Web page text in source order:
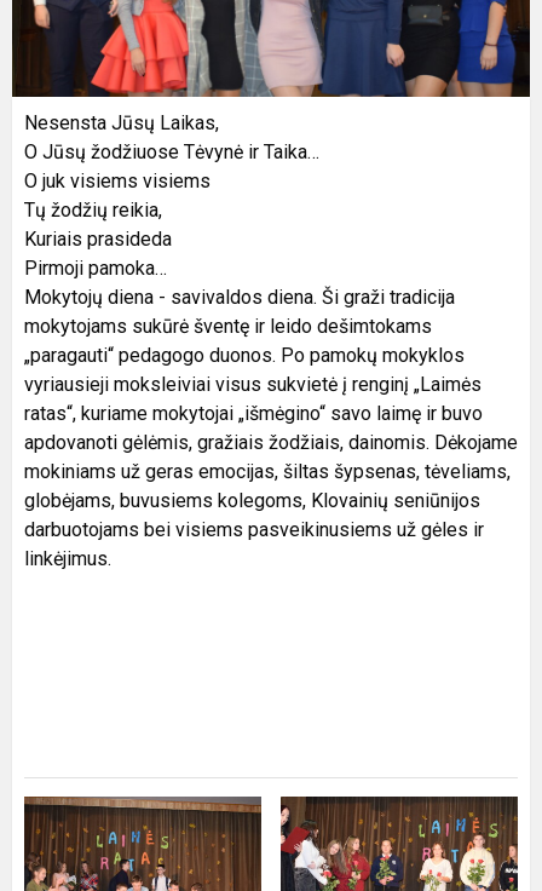
Nesensta Jūsų Laikas,
O Jūsų žodžiuose Tėvynė ir Taika…
O juk visiems visiems
Tų žodžių reikia,
Kuriais prasideda
Pirmoji pamoka…
Mokytojų diena - savivaldos diena. Ši graži tradicija
mokytojams sukūrė šventę ir leido dešimtokams
„paragauti“ pedagogo duonos. Po pamokų mokyklos
vyriausieji moksleiviai visus sukvietė į renginį „Laimės
ratas“, kuriame mokytojai „išmėgino“ savo laimę ir buvo
apdovanoti gėlėmis, gražiais žodžiais, dainomis. Dėkojame
mokiniams už geras emocijas, šiltas šypsenas, tėveliams,
globėjams, buvusiems kolegoms, Klovainių seniūnijos
darbuotojams bei visiems pasveikinusiems už gėles ir
linkėjimus.